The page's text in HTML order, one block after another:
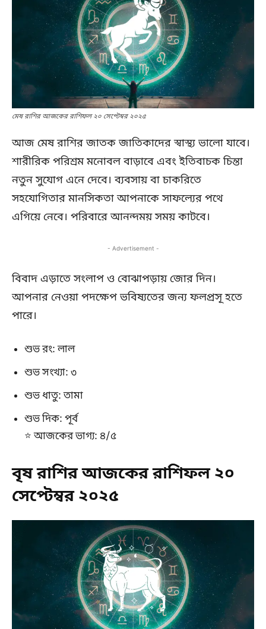
মেষ রাশির আজকের রাশিফল ২০ সেপ্টেম্বর ২০২৫
আজ মেষ রাশির জাতক জাতিকাদের স্বাস্থ্য ভালো যাবে।
শারীরিক পরিশ্রম মনোবল বাড়াবে এবং ইতিবাচক চিন্তা
নতুন সুযোগ এনে দেবে। ব্যবসায় বা চাকরিতে
সহযোগিতার মানসিকতা আপনাকে সাফল্যের পথে
এগিয়ে নেবে। পরিবারে আনন্দময় সময় কাটবে।
- Advertisement -
বিবাদ এড়াতে সংলাপ ও বোঝাপড়ায় জোর দিন।
আপনার নেওয়া পদক্ষেপ ভবিষ্যতের জন্য ফলপ্রসূ হতে
পারে।
শুভ রং: লাল
শুভ সংখ্যা: ৩
শুভ ধাতু: তামা
শুভ দিক: পূর্ব
⭐ আজকের ভাগ্য: ৪/৫
বৃষ রাশির আজকের রাশিফল ২০
সেপ্টেম্বর ২০২৫